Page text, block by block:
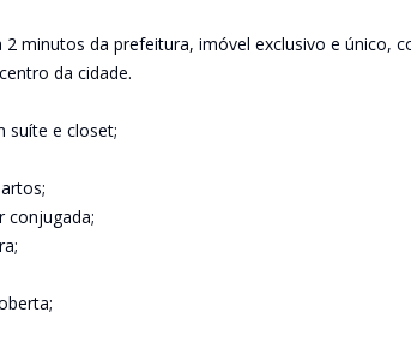
2 minutos da prefeitura, imóvel exclusivo e único,
da cidade.
suíte e closet;
conjugada;